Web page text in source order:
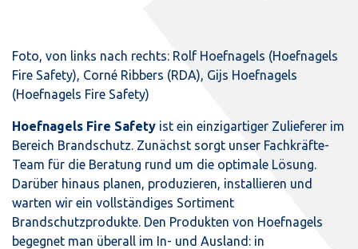
Foto, von links nach rechts: Rolf Hoefnagels (Hoefnagels
Fire Safety), Corné Ribbers (RDA), Gijs Hoefnagels
(Hoefnagels Fire Safety)
Hoefnagels Fire Safety ist ein einzigartiger Zulieferer im
Bereich Brandschutz. Zunächst sorgt unser Fachkräfte-
Team für die Beratung rund um die optimale Lösung.
Darüber hinaus planen, produzieren, installieren und
warten wir ein vollständiges Sortiment
Brandschutzprodukte. Den Produkten von Hoefnagels
begegnet man überall im In- und Ausland: in